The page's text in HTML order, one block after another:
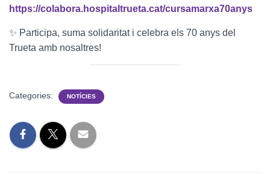
https://colabora.hospitaltrueta.cat/cursamarxa70anys
✨ Participa, suma solidaritat i celebra els 70 anys del
Trueta amb nosaltres!
Categories: NOTÍCIES